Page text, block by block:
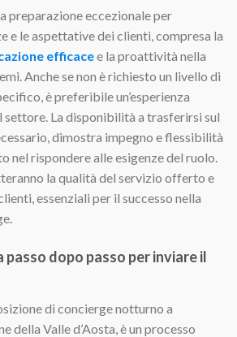
preparazione eccezionale per
e le aspettative dei clienti, compresa la
efficacee la proattività nella
Anche se non è richiesto un livello di
è preferibile un’esperienza
settore. La disponibilità a trasferirsi sul
dimostra impegno e flessibilità
nel rispondere alle esigenze del ruolo.
la qualità del servizio offerto e
essenziali per il successo nella
dopo passo per inviare il
di concierge notturno a
della Valle d’Aosta, è un processo